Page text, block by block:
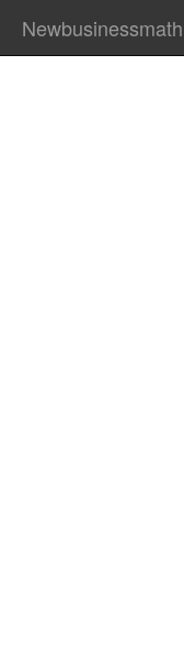
Newbusinessmath